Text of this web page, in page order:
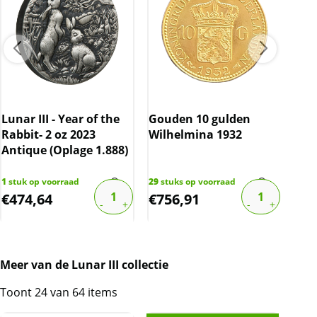
Lunar III - Year of the
Rabbit- 2 oz 2023
Antique (Oplage 1.888)
1 stuk op voorraad
€474,64
Gouden 10 gulden
Wilhelmina 1932
29stuks op voorraad
€756,91
Meer van de Lunar III collectie
Toont 24 van 64 items